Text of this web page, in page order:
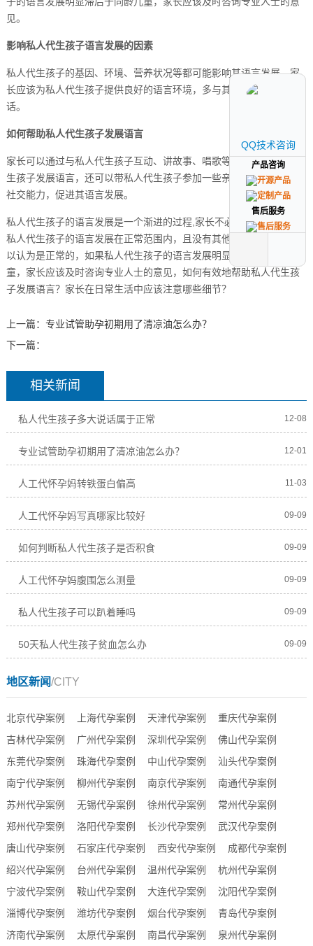
见。
影响私人代生孩子语言发展的因素
私人代生孩子的基因、环境、营养状况等都可能影响其语言发展，家
长应该为私人代生孩子提供良好的语言环境，多与其交流，鼓励其说
话。
如何帮助私人代生孩子发展语言
家长可以通过与私人代生孩子互动、讲故事、唱歌等方式帮助私人代
生孩子发展语言，还可以带私人代生孩子参加一些亲子活动，提高其
社交能力，促进其语言发展。
私人代生孩子的语言发展是一个渐进的过程,家长不必过于担心，只要
私人代生孩子的语言发展在正常范围内，且没有其他异常表现，就可
以认为是正常的，如果私人代生孩子的语言发展明显滞后于同龄儿
童，家长应该及时咨询专业人士的意见，如何有效地帮助私人代生孩
子发展语言？家长在日常生活中应该注意哪些细节？
上一篇： 专业试管助孕初期用了清凉油怎么办？
下一篇：
相关新闻
私人代生孩子多大说话属于正常 12-08
专业试管助孕初期用了清凉油怎么办？ 12-01
人工代怀孕妈转铁蛋白偏高 11-03
人工代怀孕妈写真哪家比较好 09-09
如何判断私人代生孩子是否积食 09-09
人工代怀孕妈腹围怎么测量 09-09
私人代生孩子可以趴着睡吗 09-09
50天私人代生孩子贫血怎么办 09-09
地区新闻/CITY
北京代孕案例 上海代孕案例 天津代孕案例
重庆代孕案例
吉林代孕案例
广州代孕案例 深圳代孕案例
佛山代孕案例
东莞代孕案例
珠海代孕案例 中山代孕案例
汕头代孕案例
南宁代孕案例
柳州代孕案例 南京代孕案例
南通代孕案例
苏州代孕案例
无锡代孕案例 徐州代孕案例
常州代孕案例
郑州代孕案例
洛阳代孕案例 长沙代孕案例
武汉代孕案例
唐山代孕案例
石家庄代孕案例 西安代孕案例
成都代孕案例
绍兴代孕案例
台州代孕案例 温州代孕案例
杭州代孕案例
宁波代孕案例
鞍山代孕案例 大连代孕案例
沈阳代孕案例
淄博代孕案例
潍坊代孕案例 烟台代孕案例
青岛代孕案例
济南代孕案例
太原代孕案例 南昌代孕案例 泉州代孕案例
QQ技术咨询
产品咨询
售后服务
QQ技术咨询
产品咨询
售后服务